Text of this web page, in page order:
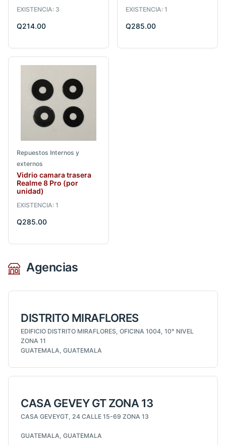
EXISTENCIA: 3
Q214.00
EXISTENCIA: 1
Q285.00
Repuestos Internos y
externos
Vidrio camara trasera
Realme 8 Pro (por
unidad)
EXISTENCIA: 1
Q285.00
Agencias
DISTRITO MIRAFLORES
EDIFICIO DISTRITO MIRAFLORES, OFICINA 1004, 10° NIVEL
ZONA 11
GUATEMALA, GUATEMALA
CASA GEVEY GT ZONA 13
CASA GEVEYGT, 24 CALLE 15-69 ZONA 13
GUATEMALA, GUATEMALA